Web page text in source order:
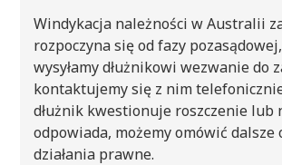
Windykacja należności w Australii
rozpoczyna się od fazy
wysyłamy dłużnikowi wezwanie do
kontaktujemy się z nim
dłużnik kwestionuje roszczenie lub
odpowiada, możemy omówić dalsze
działania prawne.